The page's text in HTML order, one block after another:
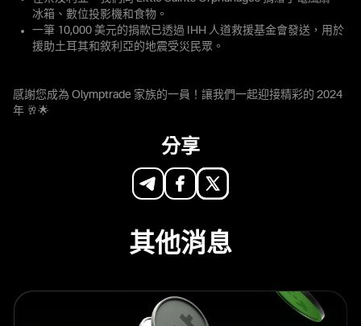
冰箱、數位投影機和食物。
一筆 10,000 美元的捐款已透過 IHH 人道救援基金會發送，用於
援助土耳其和敘利亞的地震受災民眾。
感謝您成為 Olymptrade 家族的一員！讓我們一起迎接精彩的 2024
年 🥂🌟
分享
其他消息